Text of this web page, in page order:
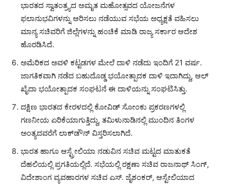
ಭಾರತದ ಸ್ವಾತಂತ್ರ್ಯದ ಅಮೃತ ಮಹೋತ್ಸವದ ಯೋಜನೆಗಳ
ಫಲಾನುಭವಿಗಳನ್ನು ಆರಿಸಲು ನಡೆಯುವ ಸಭೆಯ ಅಧ್ಯಕ್ಷತೆ ವಹಿಸಲು
ಮಾನ್ಯ ಸಚಿವರಿಗೆ ಜಿಲ್ಲೆಗಳನ್ನು ಹಂಚಿಕೆ ಮಾಡಿ ರಾಜ್ಯ ಸರ್ಕಾರ ಆದೇಶ
ಹೊರಡಿಸಿದೆ.
ಅಮೆರಿಕದ ಅವಳಿ ಕಟ್ಟಡಗಳ ಮೇಲೆ ದಾಳಿ ನಡೆದು ಇಂದಿಗೆ 21 ವರ್ಷ.
ಜಾಗತಿಕವಾಗಿ ನಡೆದ ಬಹುದೊಡ್ಡ ಭಯೋತ್ಪಾದಕ ದಾಳಿ ಇದಾಗಿದ್ದು, ಆಲ್
ಖೈದಾ ಭಯೋತ್ಪಾದಕ ಸಂಘಟನೆ ಈ ದಾಳಿಯನ್ನು ಸಂಘಟಿಸಿತ್ತು.
ದಕ್ಷಿಣ ಭಾರತದ ಕೇರಳದಲ್ಲಿ ಕೋವಿಡ್ ಸೋಂಕು ಪ್ರಕರಣಗಳಲ್ಲಿ
ಗಣನೀಯ ಏರಿಕೆಯಾಗುತ್ತಿದ್ದು, ತಮಿಳುನಾಡಿನಲ್ಲಿ ಮುಂದಿನ ತಿಂಗಳ
ಅಂತ್ಯದವರೆಗೆ ಲಾಕ್‌ಡೌನ್ ವಿಸ್ತರಿಸಲಾಗಿದೆ.
ಭಾರತ ಹಾಗೂ ಆಸ್ಟ್ರೇಲಿಯಾ ನಡುವಿನ ಸಚಿವ ಮಟ್ಟದ ಮಾತುಕತೆ
ದೆಹಲಿಯಲ್ಲಿ ಪ್ರಗತಿಯಲ್ಲಿದೆ. ಸಭೆಯಲ್ಲಿ ರಕ್ಷಣಾ ಸಚಿವ ರಾಜನಾಥ್ ಸಿಂಗ್,
ವಿದೇಶಾಂಗ ವ್ಯವಹಾರಗಳ ಸಚಿವ ಎಸ್. ಜೈಶಂಕರ್, ಆಸ್ಟೇಲಿಯಾದ